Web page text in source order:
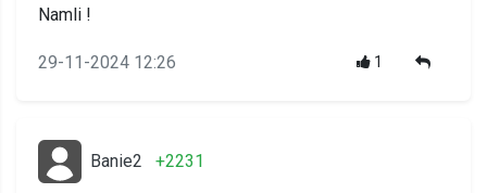
Namli !
29-11-2024 12:26 1
Banie2 +2231